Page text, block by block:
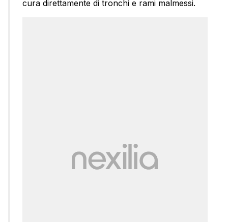
cura direttamente di tronchi e rami malmessi.